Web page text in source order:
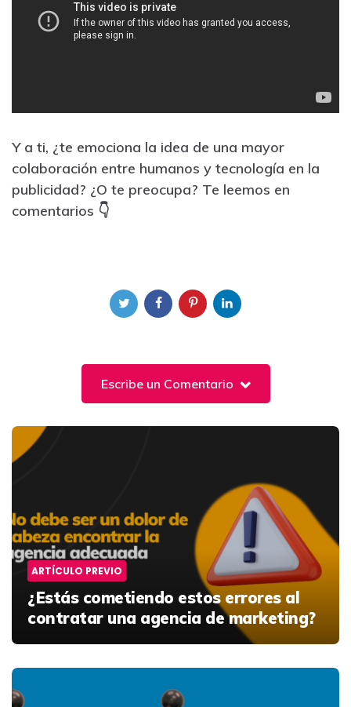
Y a ti, ¿te emociona la idea de una mayor
colaboración entre humanos y tecnología en la
publicidad? ¿O te preocupa? Te leemos en
comentarios 👇
Escribe un Comentario
Post
navigation
ARTÍCULO PREVIO
¿Estás cometiendo estos errores al
contratar una agencia de marketing?